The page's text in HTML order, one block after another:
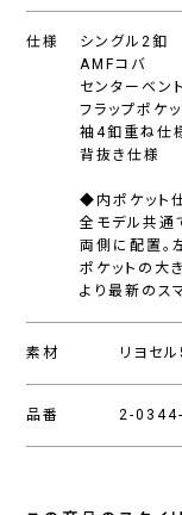
仕様
シングル2釦
AMFコバ
センターベント
フラップポケッ
袖4釦重ね仕
背抜き仕様
◆内ポケット
全モデル共通
両側に配置。
ポケットの大
より最新のス
素材 リヨセ
品番 2-